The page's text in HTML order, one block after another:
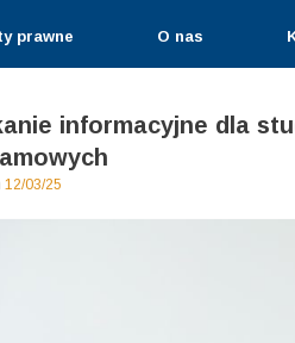
prawne O nas
informacyjne dla
12/03/25